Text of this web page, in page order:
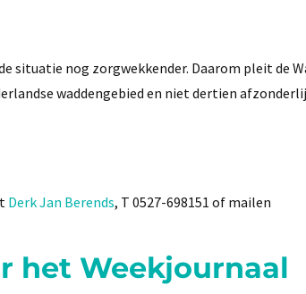
situatie nog zorgwekkender. Daarom pleit de
waddengebied en niet dertien
Derk Jan Berends, T 0527-698151 of mailen
het Weekjournaal